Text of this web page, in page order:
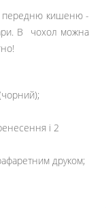
в передню кишеню -
В чохол можна
і 2
друком;